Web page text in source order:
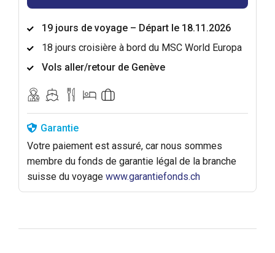
19 jours de voyage – Départ le 18.11.2026
18 jours croisière à bord du MSC World Europa
Vols aller/retour de Genève
Garantie
Votre paiement est assuré, car nous sommes
membre du fonds de garantie légal de la branche
suisse du voyage www.garantiefonds.ch